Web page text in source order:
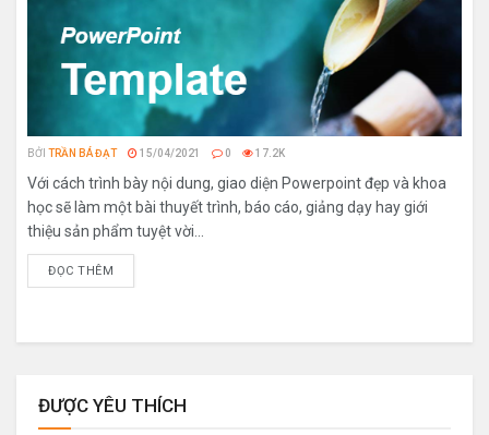
BỞI TRẦN BÁ ĐẠT 15/04/2021 0 17.2K
Với cách trình bày nội dung, giao diện Powerpoint đẹp và khoa
học sẽ làm một bài thuyết trình, báo cáo, giảng dạy hay giới
thiệu sản phẩm tuyệt vời...
ĐỌC THÊM
ĐƯỢC YÊU THÍCH